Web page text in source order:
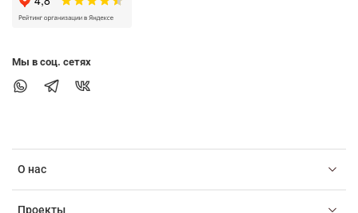
О нас
Проекты
Мы в соц. сетях